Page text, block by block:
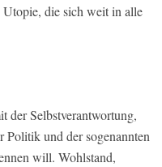
die sich weit in alle
der Selbstverantwortung,
Politik und der sogenannten
will. Wohlstand,